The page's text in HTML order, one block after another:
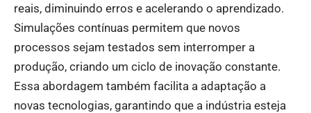
reais, diminuindo erros e acelerando o aprendizado.
Simulações contínuas permitem que novos
processos sejam testados sem interromper a
produção, criando um ciclo de inovação constante.
Essa abordagem também facilita a adaptação a
novas tecnologias, garantindo que a indústria esteja